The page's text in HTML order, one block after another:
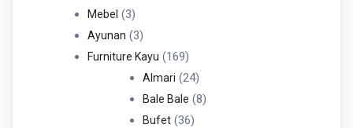
Mebel 33
Produk
Ayunan 33
Produk
Furniture Kayu 169169
Produk
Almari 2424
Produk
Bale Bale 88
Bufet 3636